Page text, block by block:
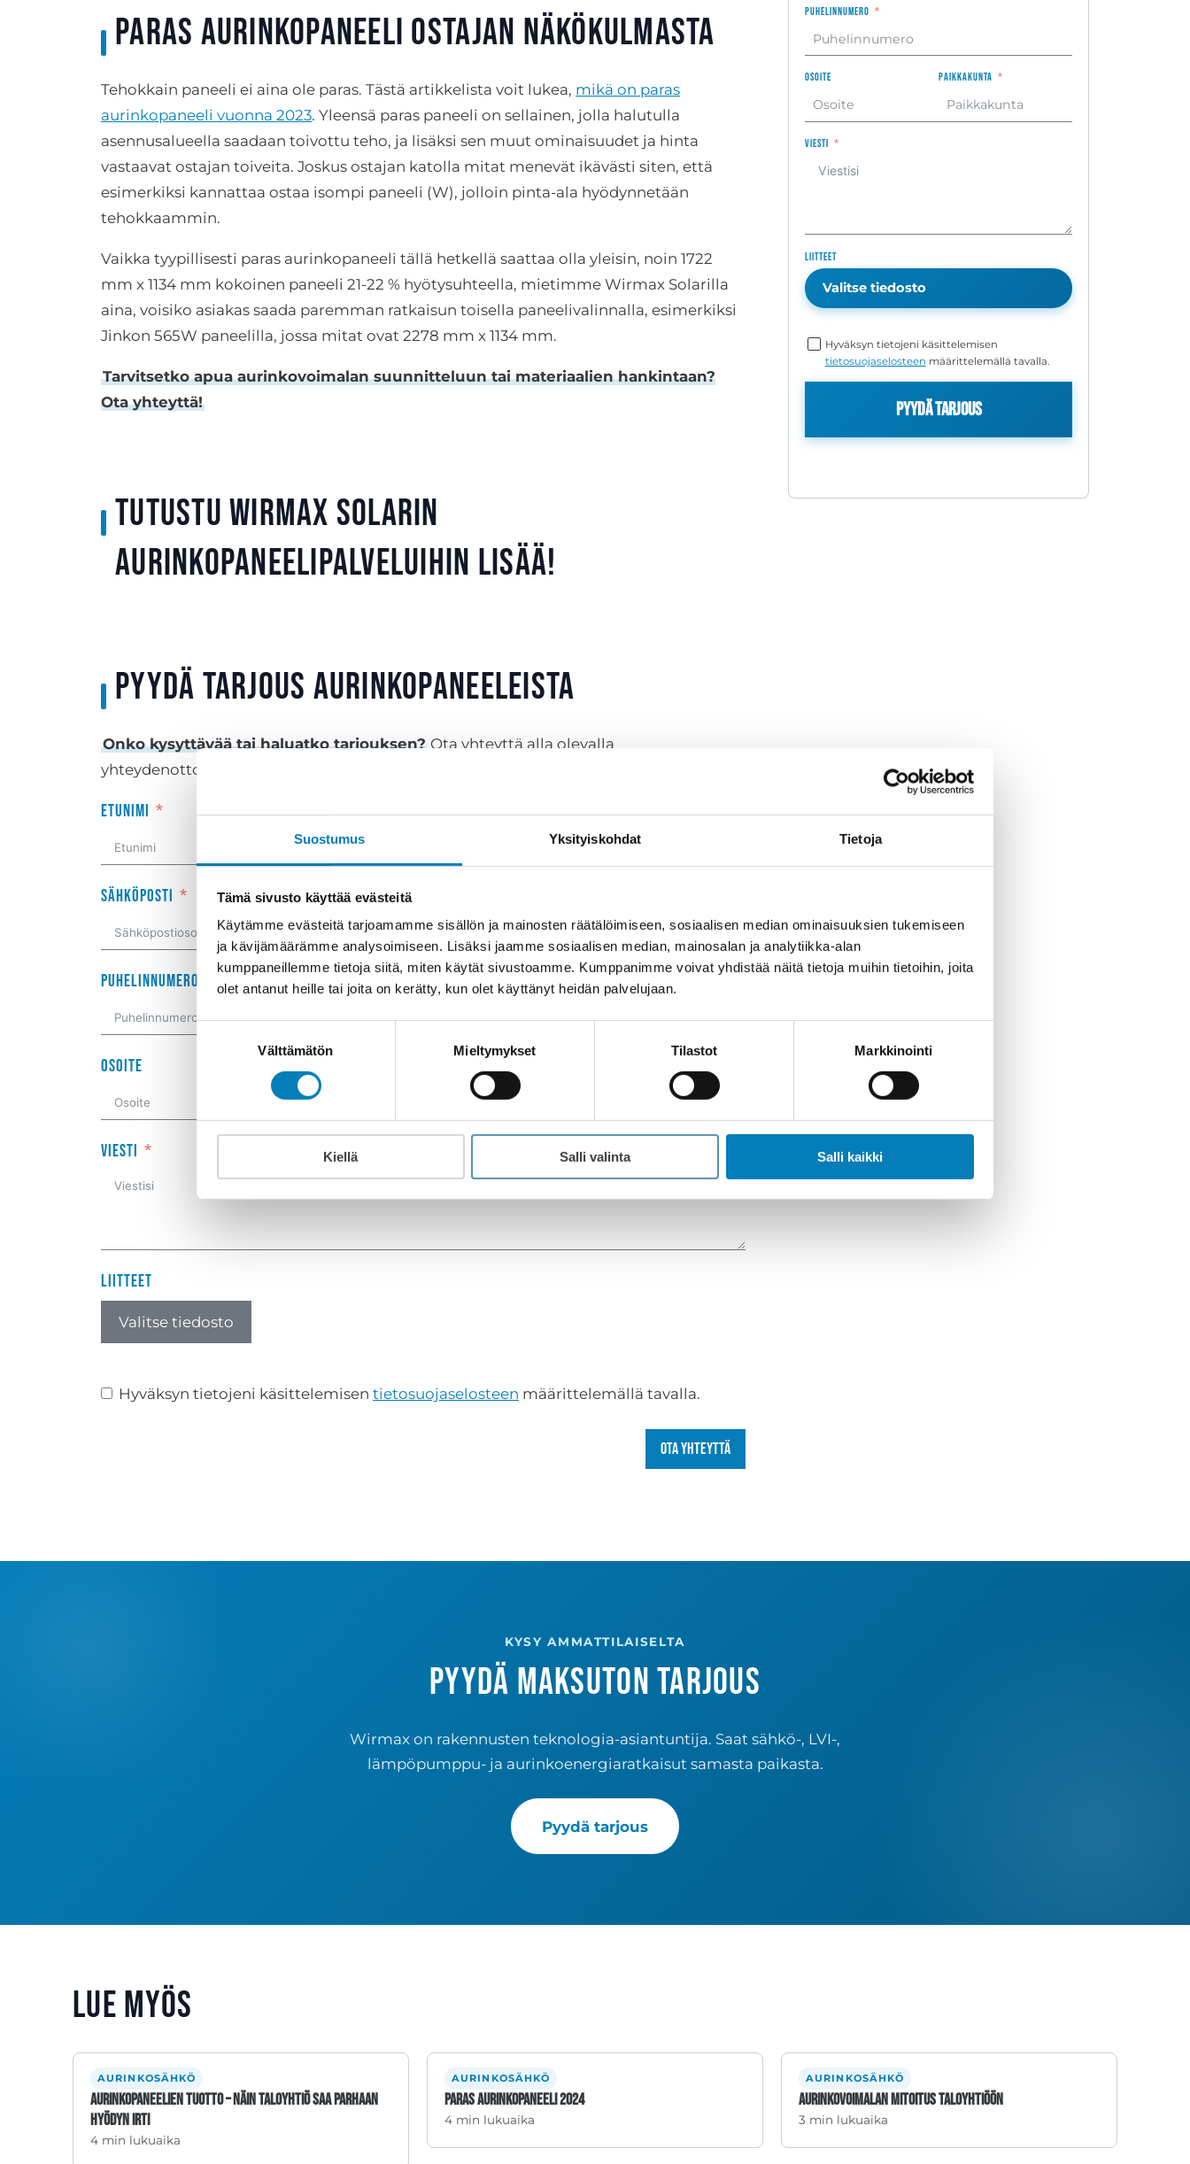
Suostumus Yksityiskohdat Tietoja
Tämä sivusto käyttää evästeitä
Käytämme evästeitä tarjoamamme sisällön ja mainosten räätälöimiseen, sosiaalisen median ominaisuuksien tukemiseen
ja kävijämäärämme analysoimiseen. Lisäksi jaamme sosiaalisen median, mainosalan ja analytiikka-alan
kumppaneillemme tietoja siitä, miten käytät sivustoamme. Kumppanimme voivat yhdistää näitä tietoja muihin tietoihin, joita
olet antanut heille tai joita on kerätty, kun olet käyttänyt heidän palvelujaan.
Välttämätön Mieltymykset Tilastot Markkinointi
Kiellä Salli valinta Salli kaikki
Paras aurinkopaneeli ostajan näkökulmasta
Tehokkain paneeli ei aina ole paras. Tästä artikkelista voit lukea, mikä on paras
aurinkopaneeli vuonna 2023. Yleensä paras paneeli on sellainen, jolla halutulla
asennusalueella saadaan toivottu teho, ja lisäksi sen muut ominaisuudet ja hinta
vastaavat ostajan toiveita. Joskus ostajan katolla mitat menevät ikävästi siten, että
esimerkiksi kannattaa ostaa isompi paneeli (W), jolloin pinta-ala hyödynnetään
tehokkaammin.
Vaikka tyypillisesti paras aurinkopaneeli tällä hetkellä saattaa olla yleisin, noin 1722
mm x 1134 mm kokoinen paneeli 21-22 % hyötysuhteella, mietimme Wirmax Solarilla
aina, voisiko asiakas saada paremman ratkaisun toisella paneelivalinnalla, esimerkiksi
Jinkon 565W paneelilla, jossa mitat ovat 2278 mm x 1134 mm.
Tarvitsetko apua aurinkovoimalan suunnitteluun tai materiaalien hankintaan?
Ota yhteyttä!
Tutustu Wirmax Solarin
aurinkopaneelipalveluihin lisää!
pyydä tarjous aurinkopaneeleista
Onko kysyttävää tai haluatko tarjouksen? Ota yhteyttä alla olevalla
yhteydenottolomakkeella, niin olemme sinuun yhteydessä.
Etunimi Sukunimi
Sähköposti
Puhelinnumero
Osoite Paikkakunta
Viesti
Liitteet
Valitse tiedosto
Hyväksyn tietojeni käsittelemisen tietosuojaselosteen määrittelemällä tavalla.
Ota yhteyttä
Puhelinnumero
Osoite Paikkakunta
Viesti
Liitteet
Valitse tiedosto
Hyväksyn tietojeni käsittelemisen
tietosuojaselosteen määrittelemällä tavalla.
Pyydä tarjous
KYSY AMMATTILAISELTA
Pyydä maksuton tarjous
Wirmax on rakennusten teknologia-asiantuntija. Saat sähkö-, LVI-,
lämpöpumppu- ja aurinkoenergiaratkaisut samasta paikasta.
Pyydä tarjous
Lue myös
AURINKOSÄHKÖ
Aurinkopaneelien tuotto – Näin taloyhtiö saa parhaan
hyödyn irti
4 min lukuaika
AURINKOSÄHKÖ
Paras aurinkopaneeli 2024
4 min lukuaika
AURINKOSÄHKÖ
Aurinkovoimalan mitoitus taloyhtiöön
3 min lukuaika